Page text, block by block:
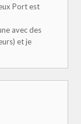
Port est
avec des
et je